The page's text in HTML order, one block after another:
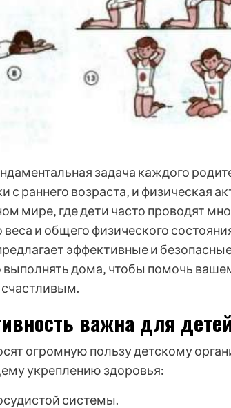
задача каждого
раннего возраста‚ и физическая
мире‚ где дети часто проводят
и общего физического
эффективные и
дома‚ чтобы помочь
важна для
огромную пользу детскому
укреплению здоровья:
системы.